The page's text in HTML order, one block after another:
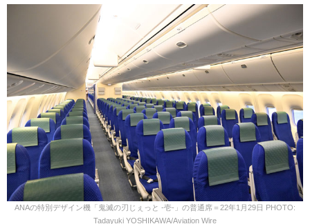
ANAの特別デザイン機「鬼滅の刃じぇっと -壱-」の普通席＝22年1月29日 PHOTO:
Tadayuki YOSHIKAWA/Aviation Wire